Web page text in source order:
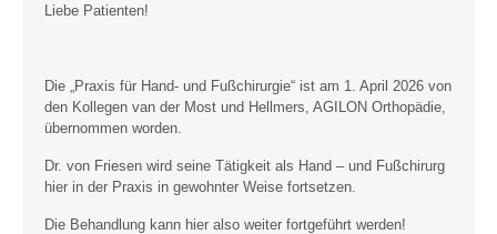
Liebe Patienten!
Die „Praxis für Hand- und Fußchirurgie“ ist am 1. April 2026 von
den Kollegen van der Most und Hellmers, AGILON Orthopädie,
übernommen worden.
Dr. von Friesen wird seine Tätigkeit als Hand – und Fußchirurg
hier in der Praxis in gewohnter Weise fortsetzen.
Die Behandlung kann hier also weiter fortgeführt werden!